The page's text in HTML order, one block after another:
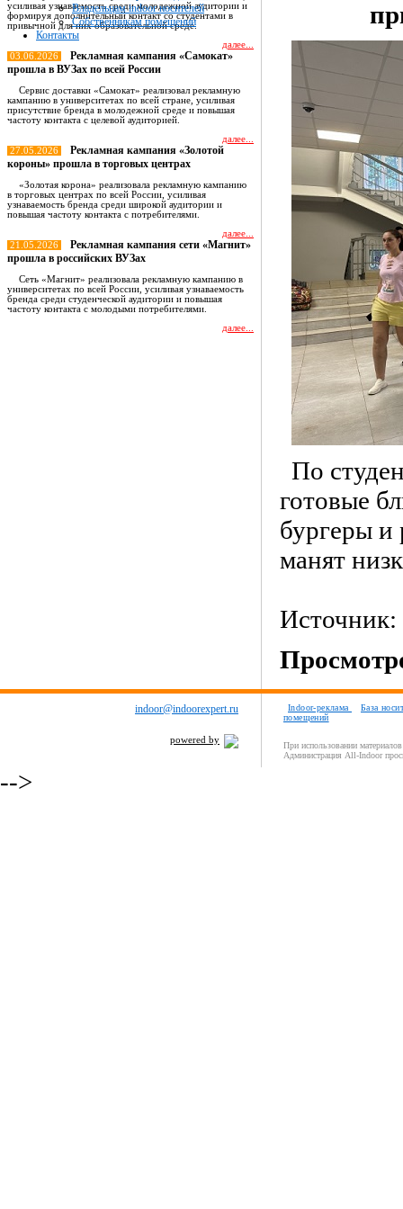
Владельцам indoor носителей
Собственникам помещений
Контакты
усиливая узнаваемость среди молодежной аудитории и
формируя дополнительный контакт со студентами в
привычной для них образовательной среде.
далее...
03.06.2026
Рекламная кампания «Самокат»
прошла в ВУЗах по всей России
Сервис доставки «Самокат» реализовал рекламную
кампанию в университетах по всей стране, усиливая
присутствие бренда в молодежной среде и повышая
частоту контакта с целевой аудиторией.
далее...
27.05.2026
Рекламная кампания «Золотой
короны» прошла в торговых центрах
«Золотая корона» реализовала рекламную кампанию
в торговых центрах по всей России, усиливая
узнаваемость бренда среди широкой аудитории и
повышая частоту контакта с потребителями.
далее...
21.05.2026
Рекламная кампания сети «Магнит»
прошла в российских ВУЗах
Сеть «Магнит» реализовала рекламную кампанию в
университетах по всей России, усиливая узнаваемость
бренда среди студенческой аудитории и повышая
частоту контакта с молодыми потребителями.
далее...
По
готовые
бургеры и
манят
Источник:
indoor@indoorexpert.ru
powered by
Indoor-реклама
База
помещений
При использовании
Администрация All-Indoor
-->